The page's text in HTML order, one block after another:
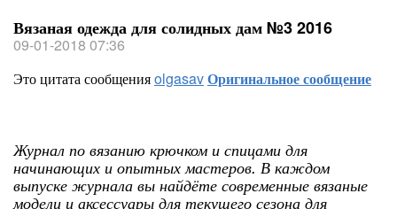
Вязаная одежда для солидных дам №3 2016
09-01-2018 07:36
Это цитата сообщенияolgasavОригинальное сообщение
Журнал по вязанию крючком и спицами для
начинающих и опытных мастеров. В каждом
выпуске журнала вы найдёте современные вязаные
модели и аксессуары для текущего сезона для